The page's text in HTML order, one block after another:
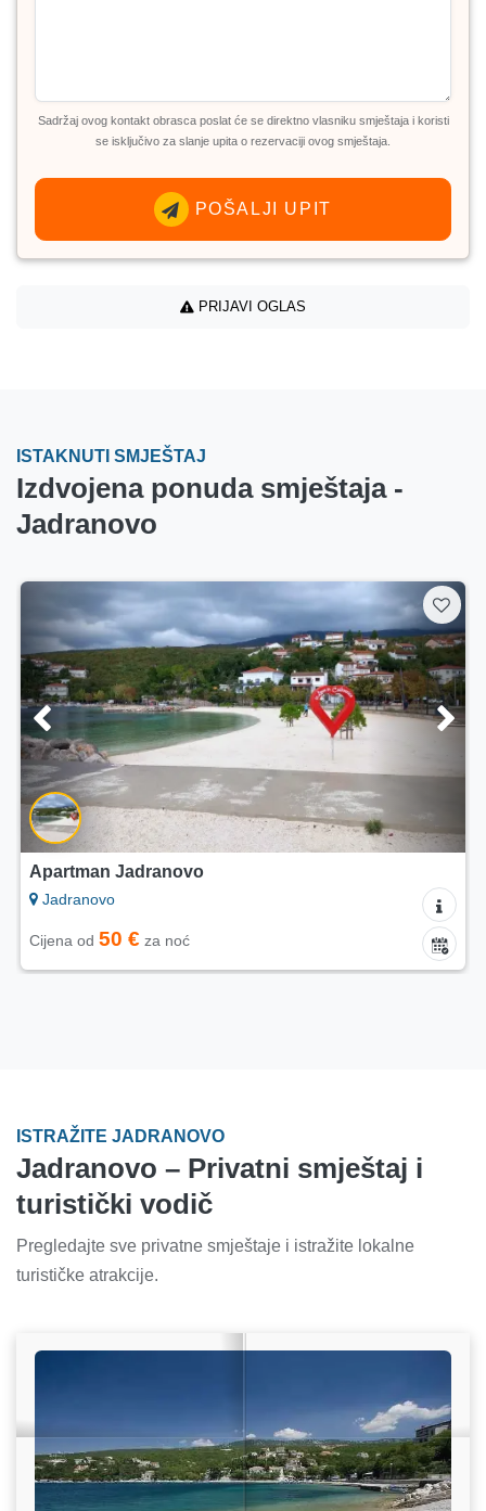
Sadržaj ovog kontakt obrasca poslat će se direktno vlasniku smještaja i koristi
se isključivo za slanje upita o rezervaciji ovog smještaja.
POŠALJI UPIT
PRIJAVI OGLAS
ISTAKNUTI SMJEŠTAJ
Izdvojena ponuda smještaja -
Jadranovo
Apartman Jadranovo
Jadranovo
Cijena od 50 € za noć
ISTRAŽITE JADRANOVO
Jadranovo – Privatni smještaj i
turistički vodič
Pregledajte sve privatne smještaje i istražite lokalne
turističke atrakcije.